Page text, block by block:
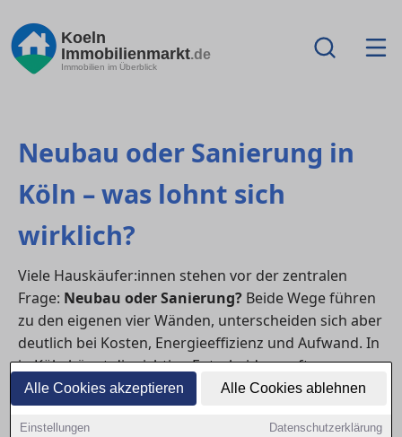
Alle Cookies akzeptieren Alle Cookies ablehnen
Einstellungen Datenschutzerklärung
Koeln
Immobilienmarkt.de
Immobilien im Überblick
Neubau oder Sanierung in
Köln – was lohnt sich
wirklich?
Viele Hauskäufer:innen stehen vor der zentralen
Frage: Neubau oder Sanierung? Beide Wege führen
zu den eigenen vier Wänden, unterscheiden sich aber
deutlich bei Kosten, Energieeffizienz und Aufwand. In
in Köln hängt die richtige Entscheidung oft von
Grundstücksverfügbarkeit, Gebäudezustand und
Fördermöglichkeiten ab. Hier findest du den direkten
Vergleich.